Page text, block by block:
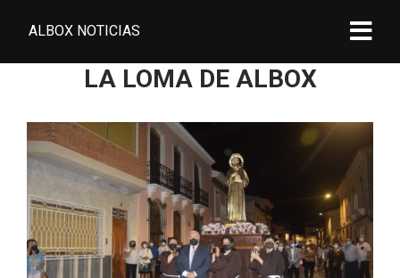
ALBOX NOTICIAS
LA LOMA DE ALBOX